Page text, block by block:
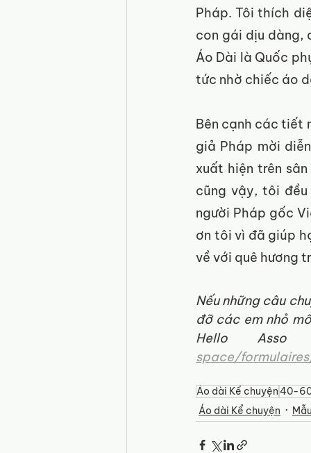
Pháp. Tôi thích
con gái dịu dàng,
Áo Dài là Quốc
tức nhờ chiếc áo
Bên cạnh các tiết
giả Pháp mời
xuất hiện trên
cũng vậy, tôi
người Pháp gốc
ơn tôi vì đã giúp
về với quê hương
Nếu những câu
đỡ các em nhỏ
Hello
space/
Áo dài Kể chuyện40-
Áo dài Kể chuyện